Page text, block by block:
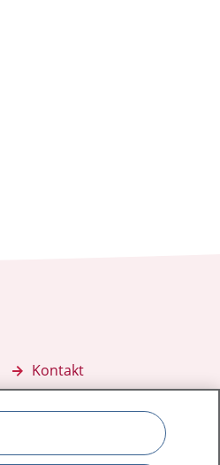
Kontakt
Press
Digital tillgänglighet